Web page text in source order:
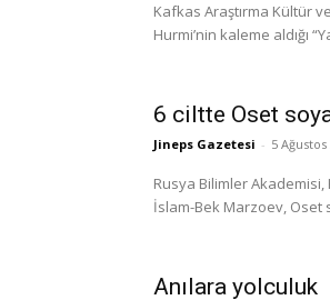
Kafkas Araştırma Kültür
Hurmi’nin kaleme aldığı
6 ciltte Oset
Jineps Gazetesi - 5 Ağustos
Rusya Bilimler
İslam-Bek Marzoev, Oset
Anılara yolculuk